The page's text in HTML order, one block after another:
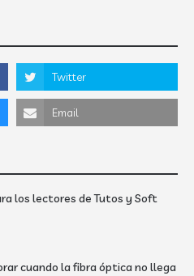
los lectores de Tutos y Soft
cuando la fibra óptica no llega